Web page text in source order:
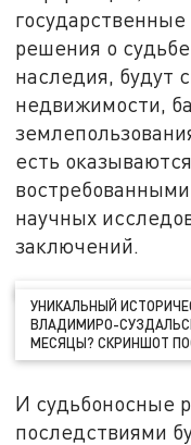
решения о
наследия, будут
недвижимости,
есть
научных
заключений.
УНИКАЛЬНЫЙ
ВЛАДИМИРО-
МЕСЯЦЫ? СКРИНШОТ
И судьбоносные
последствиями